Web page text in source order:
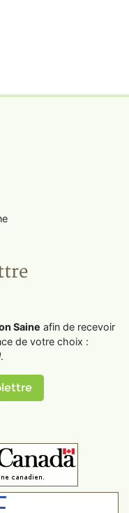
Saine afin de recevoir
de votre choix :
.